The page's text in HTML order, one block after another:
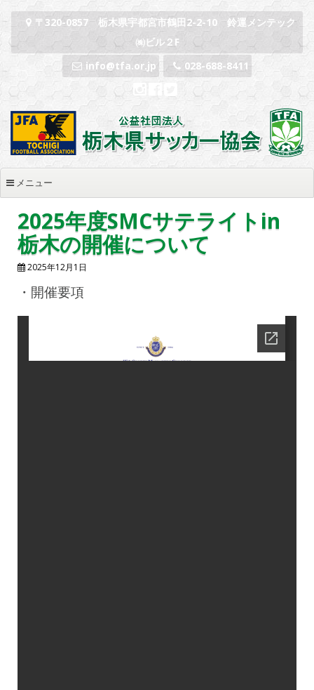
コンテンツへスキップ
〒320-0857 栃木県宇都宮市鶴田2-2-10 鈴運メンテック
㈱ビル２F
info@tfa.or.jp
028-688-8411
メニュー
2025年度SMCサテライトin
栃木の開催について
2025年12月1日
・開催要項